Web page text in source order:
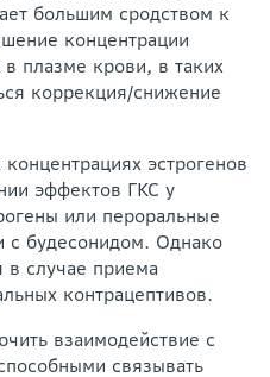
большим сродством к
концентрации
плазме крови, в таких
коррекция/снижение
эстрогенов
эффектов ГКС у
или пероральные
с будесонидом. Однако
в случае приема
контрацептивов.
взаимодействие с
связывать